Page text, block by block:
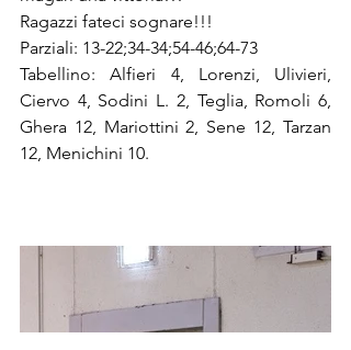
Ragazzi fateci sognare!!!
Parziali: 13-22;34-34;54-46;64-73
Tabellino: Alfieri 4, Lorenzi, Ulivieri,
Ciervo 4, Sodini L. 2, Teglia, Romoli 6,
Ghera 12, Mariottini 2, Sene 12, Tarzan
12, Menichini 10.